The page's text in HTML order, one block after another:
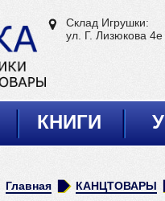
Склад Игрушки:
ул. Г. Лизюкова 4е
КНИГИ
Главная КАНЦТОВАРЫ